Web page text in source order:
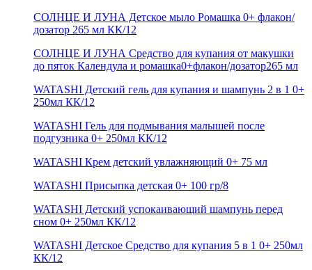
СОЛНЦЕ И ЛУНА Детское мыло Ромашка 0+ флакон/
дозатор 265 мл КК/12
СОЛНЦЕ И ЛУНА Средство для купания от макушки
до пяток Календула и ромашка0+флакон/дозатор265 мл
WATASHI Детский гель для купания и шампунь 2 в 1 0+
250мл КК/12
WATASHI Гель для подмывания малышей после
подгузника 0+ 250мл КК/12
WATASHI Крем детский увлажняющий 0+ 75 мл
WATASHI Присыпка детская 0+ 100 гр/8
WATASHI Детский успокаивающий шампунь перед
сном 0+ 250мл КК/12
WATASHI Детское Средство для купания 5 в 1 0+ 250мл
КК/12